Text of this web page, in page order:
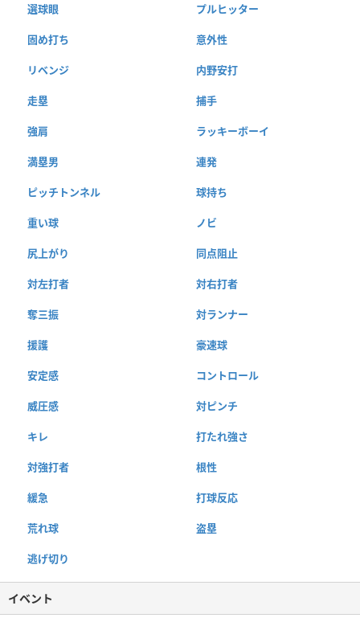
選球眼 プルヒッター
固め打ち 意外性
リベンジ 内野安打
走塁 捕手
強肩 ラッキーボーイ
満塁男 連発
ピッチトンネル 球持ち
重い球 ノビ
尻上がり 同点阻止
対左打者 対右打者
奪三振 対ランナー
援護 豪速球
安定感 コントロール
威圧感 対ピンチ
キレ 打たれ強さ
対強打者 根性
緩急 打球反応
荒れ球 盗塁
逃げ切り
イベント